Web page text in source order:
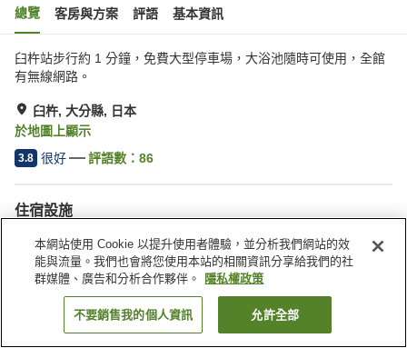
總覽 客房與方案 評語 基本資訊
臼杵站步行約 1 分鐘，免費大型停車場，大浴池隨時可使用，全館
有無線網路。
臼杵, 大分縣, 日本
於地圖上顯示
3.8 很好 評語數： 86
住宿設施
停車場
Spa／美容沙龍
餐廳
商店
找客房
本網站使用 Cookie 以提升使用者體驗，並分析我們網站的效
能與流量。我們也會將您使用本站的相關資訊分享給我們的社
群媒體、廣告和分析合作夥伴。
隱私權政策
不要銷售我的個人資訊 允許全部